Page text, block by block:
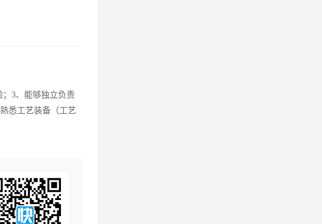
3、能够独立负责
悉工艺装备（工艺